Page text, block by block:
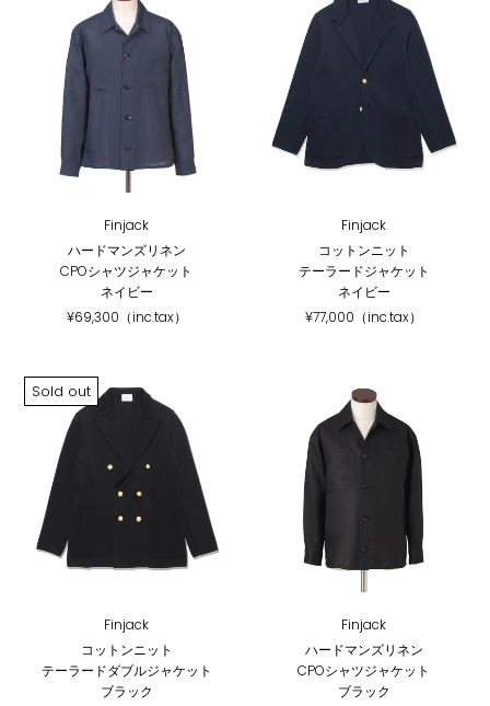
Finjack
ハードマンズリネン
CPOシャツジャケット
ネイビー
¥69,300（inc.tax）
Finjack
コットンニット
テーラードジャケット
ネイビー
¥77,000（inc.tax）
Sold out
Finjack
コットンニット
テーラードダブルジャケット
ブラック
Finjack
ハードマンズリネン
CPOシャツジャケット
ブラック